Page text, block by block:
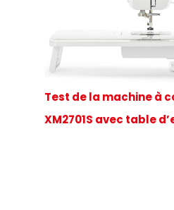
Test de la machine à
XM2701S avec table